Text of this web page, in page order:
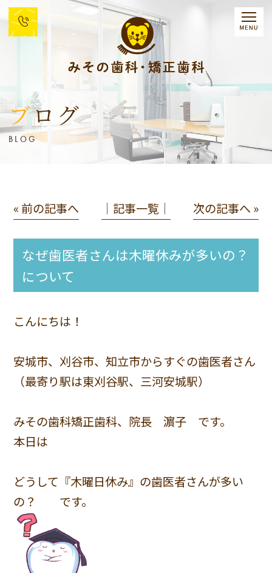
ブログ
BLOG
« 前の記事へ │記事一覧│ 次の記事へ »
なぜ歯医者さんは木曜休みが多いの？
について
こんにちは！
安城市、刈谷市、知立市からすぐの歯医者さん
（最寄り駅は東刈谷駅、三河安城駅）
みその歯科矯正歯科、院長 濵子 です。
本日は
どうして『木曜日休み』の歯医者さんが多い
の？ です。